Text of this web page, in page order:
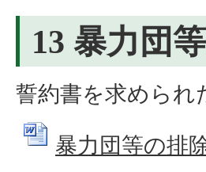
13 暴力団
誓約書を求められ
暴力団等の排